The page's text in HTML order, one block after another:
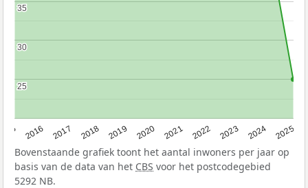
2016 2017 2018 2019 2020 2021 2022 2023 2024 2025
25
25
30
30
35
35
Bovenstaande grafiek toont het aantal inwoners per jaar op
basis van de data van het CBS voor het postcodegebied
5292 NB.